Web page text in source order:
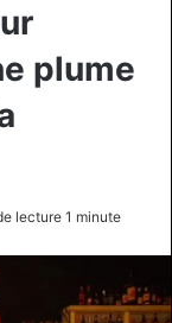
plume
lecture 1 minute